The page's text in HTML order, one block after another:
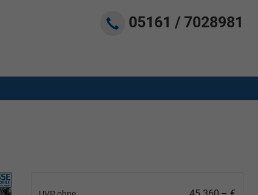
05161 / 7028981